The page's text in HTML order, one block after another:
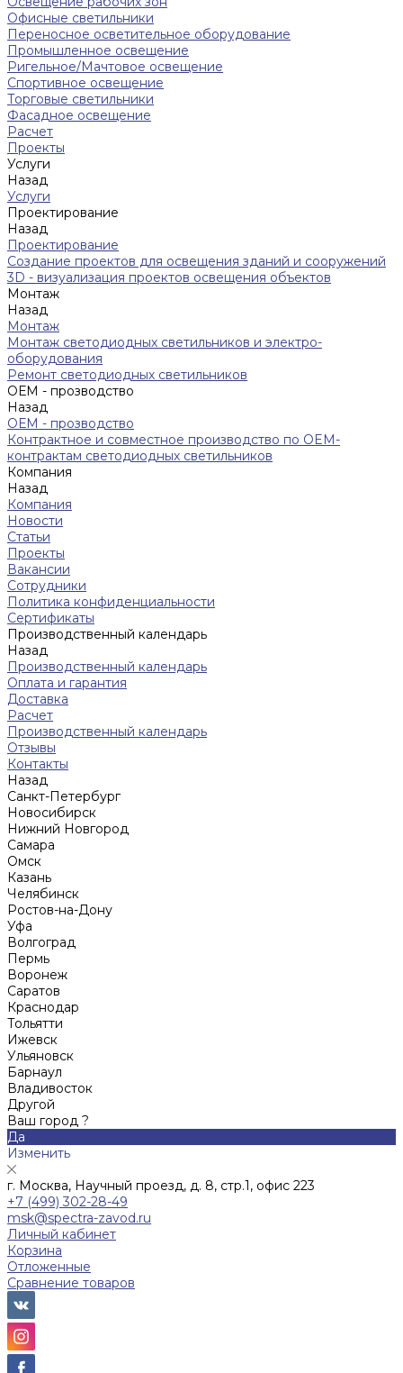
Офисные светильники
Переносное осветительное оборудование
Промышленное освещение
Ригельное/Мачтовое освещение
Спортивное освещение
Торговые светильники
Фасадное освещение
Расчет
Проекты
Услуги
Назад
Услуги
Проектирование
Назад
Проектирование
Создание проектов для освещения зданий и сооружений
3D - визуализация проектов освещения объектов
Монтаж
Назад
Монтаж
Монтаж светодиодных светильников и электро-
оборудования
Ремонт светодиодных светильников
ОЕМ - прозводство
Назад
ОЕМ - прозводство
Контрактное и совместное производство по OEM-
контрактам светодиодных светильников
Компания
Назад
Компания
Новости
Статьи
Проекты
Вакансии
Сотрудники
Политика конфиденциальности
Сертификаты
Производственный календарь
Назад
Производственный календарь
Оплата и гарантия
Доставка
Расчет
Производственный календарь
Отзывы
Контакты
Назад
Санкт-Петербург
Новосибирск
Нижний Новгород
Cамара
Омск
Казань
Челябинск
Ростов-на-Дону
Уфа
Волгоград
Пермь
Воронеж
Саратов
Краснодар
Тольятти
Ижевск
Ульяновск
Барнаул
Владивосток
Другой
Ваш город ?
Да
Изменить
г. Москва, Научный проезд, д. 8, стр.1, офис 223
+7 (499) 302-28-49
msk@spectra-zavod.ru
Личный кабинет
Корзина
Отложенные
Сравнение товаров